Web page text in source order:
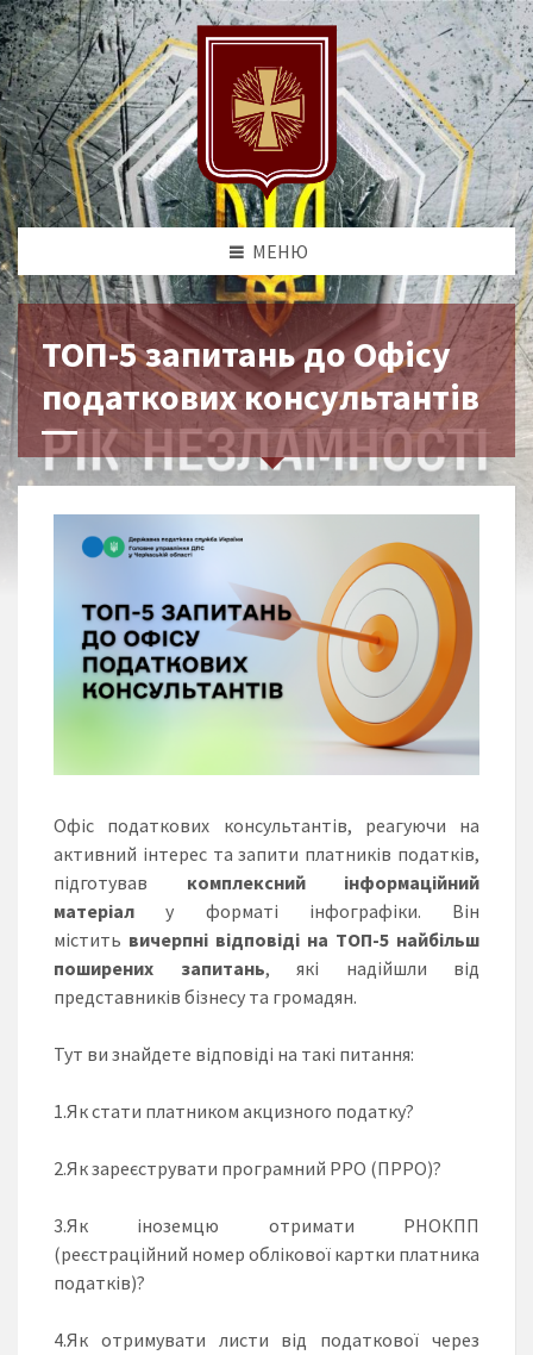
МЕНЮ
ТОП-5 запитань до Офісу
податкових консультантів
Офіс податкових консультантів, реагуючи на
активний інтерес та запити платників податків,
підготував комплексний інформаційний
матеріал у форматі інфографіки. Він
містить вичерпні відповіді на ТОП-5 найбільш
поширених запитань, які надійшли від
представників бізнесу та громадян.
Тут ви знайдете відповіді на такі питання:
1.Як стати платником акцизного податку?
2.Як зареєструвати програмний РРО (ПРРО)?
3.Як іноземцю отримати РНОКПП
(реєстраційний номер облікової картки платника
податків)?
4.Як отримувати листи від податкової через